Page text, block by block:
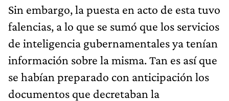
Sin embargo, la puesta en acto de esta tuvo
falencias, a lo que se sumó que los servicios
de inteligencia gubernamentales ya tenían
información sobre la misma. Tan es así que
se habían preparado con anticipación los
documentos que decretaban la